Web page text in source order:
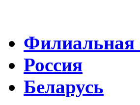
Филиальная
Россия
Беларусь